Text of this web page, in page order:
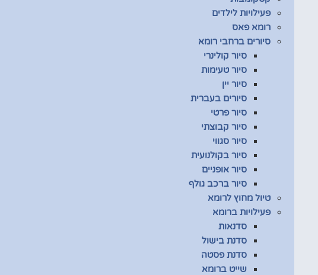
פעילויות לילדים
רומא פאס
סיורים ברחבי רומא
סיור קולינרי
סיור טעימות
סיור יין
סיורים בעברית
סיור פרטי
סיור קבוצתי
סיור סגווי
סיור בקולנועית
סיור אופניים
סיור ברכב גולף
טיול מחוץ לרומא
פעילויות ברומא
סדנאות
סדנת בישול
סדנת פסטה
שייט ברומא